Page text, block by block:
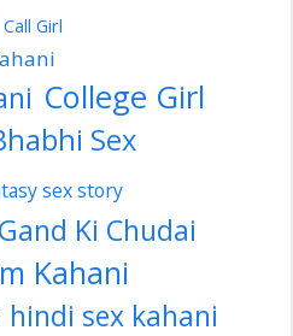
Call Girl
College Girl
Sex
sex story
Gand Ki Chudai
Kahani
hindi sex kahani